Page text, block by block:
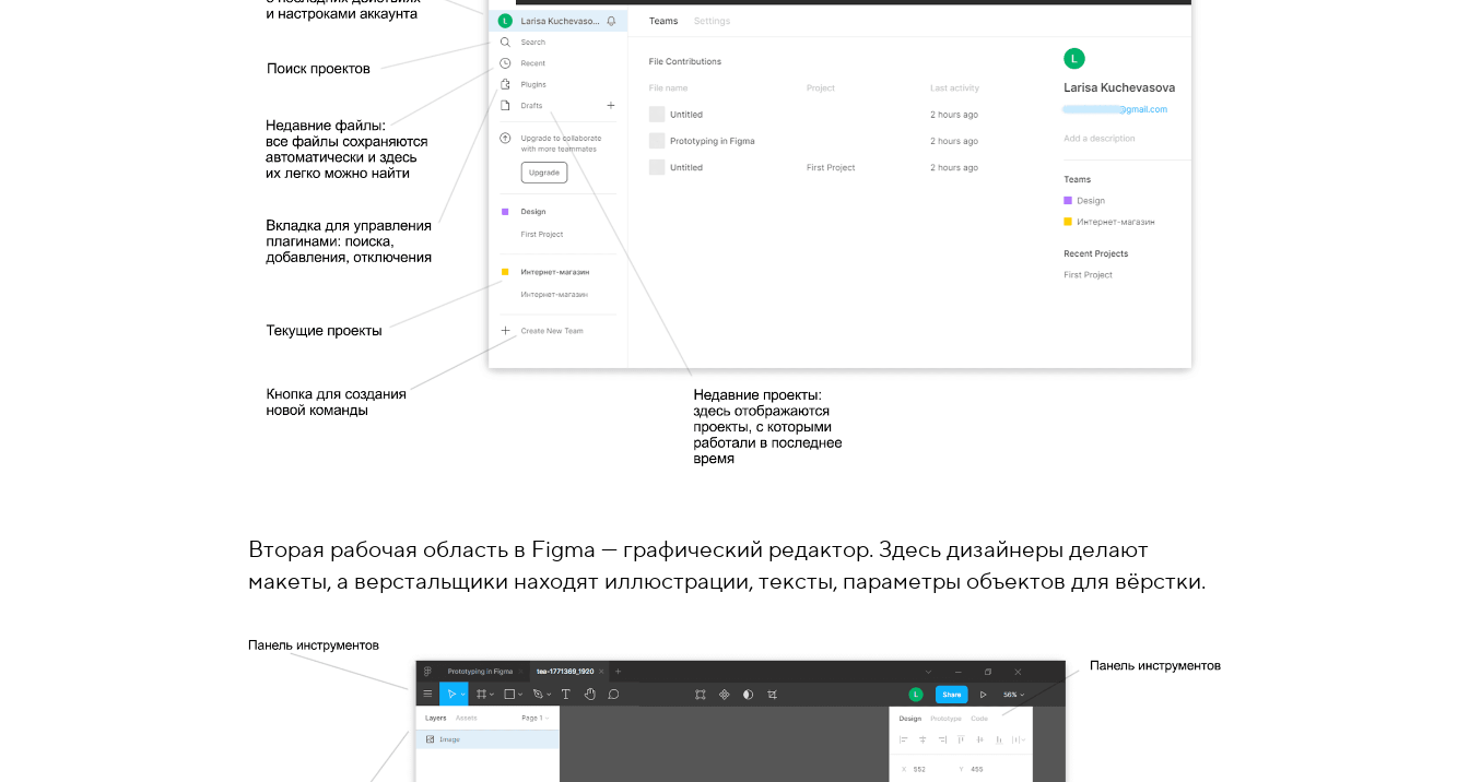
Вторая рабочая область в Figma — графический редактор. Здесь дизайнеры делают
макеты, а верстальщики находят иллюстрации, тексты, параметры объектов для вёрстки.